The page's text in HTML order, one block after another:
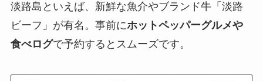
淡路島といえば、新鮮な魚介やブランド牛「淡路
ビーフ」が有名。事前にホットペッパーグルメや
食べログで予約するとスムーズです。